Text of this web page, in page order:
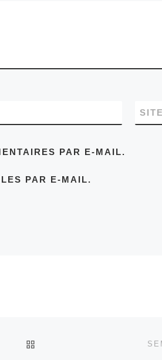
PAR E-MAIL.
PAR E-MAIL.
RETOUR À LA LISTE DES